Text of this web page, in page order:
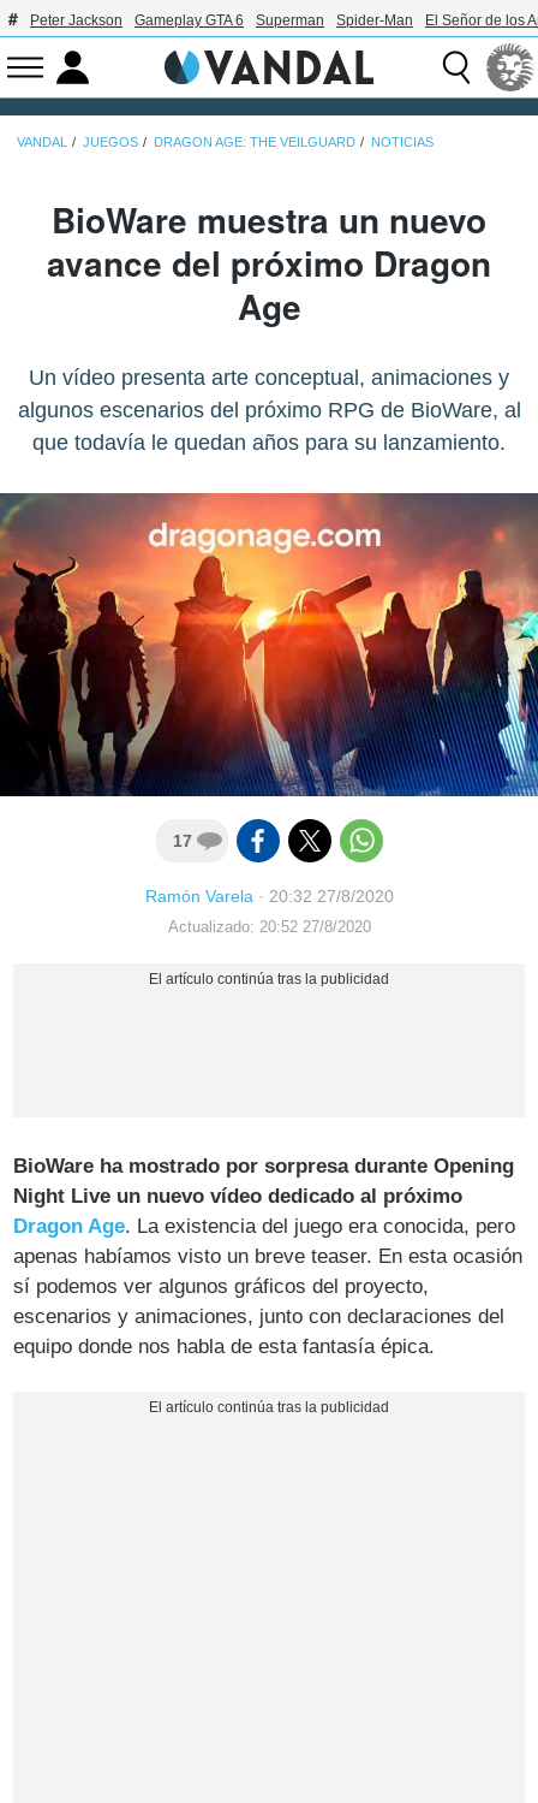
Peter Jackson Gameplay GTA 6 Superman Spider-Man El Señor de los
VANDAL JUEGOS DRAGON AGE: THE VEILGUARD NOTICIAS
BioWare muestra un nuevo
avance del próximo Dragon
Age
Un vídeo presenta arte conceptual, animaciones y
algunos escenarios del próximo RPG de BioWare, al
que todavía le quedan años para su lanzamiento.
17
Ramón Varela· 20:32 27/8/2020
Actualizado: 20:52 27/8/2020
BioWare ha mostrado por sorpresa durante Opening
Night Live un nuevo vídeo dedicado al próximo
Dragon Age. La existencia del juego era conocida, pero
apenas habíamos visto un breve teaser. En esta ocasión
sí podemos ver algunos gráficos del proyecto,
escenarios y animaciones, junto con declaraciones del
equipo donde nos habla de esta fantasía épica.